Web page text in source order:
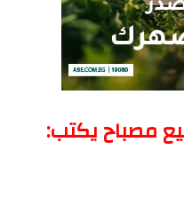
مصباح يكتب: